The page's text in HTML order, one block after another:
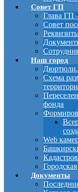
Совет ГП
Глава ГП
Совет
Наш город
Дюртюли.
Схема
фонда
Web
Документы